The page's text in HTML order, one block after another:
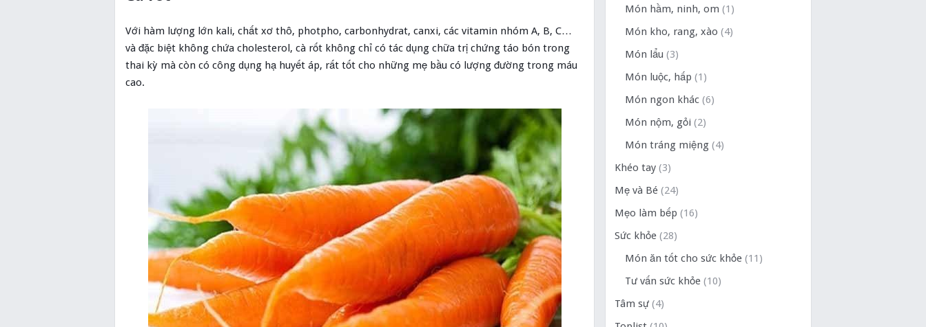
Với hàm lượng lớn kali, chất xơ thô, photpho, carbonhydrat, canxi, các vitamin nhóm A, B, C…
và đặc biệt không chứa cholesterol, cà rốt không chỉ có tác dụng chữa trị chứng táo bón trong
thai kỳ mà còn có công dụng hạ huyết áp, rất tốt cho những mẹ bầu có lượng đường trong máu
cao.
Món hầm, ninh, om (1)
Món kho, rang, xào (4)
Món lẩu (3)
Món luộc, hấp (1)
Món ngon khác (6)
Món nộm, gỏi (2)
Món tráng miệng (4)
Khéo tay (3)
Mẹ và Bé (24)
Mẹo làm bếp (16)
Sức khỏe (28)
Món ăn tốt cho sức khỏe (11)
Tư vấn sức khỏe (10)
Tâm sự (4)